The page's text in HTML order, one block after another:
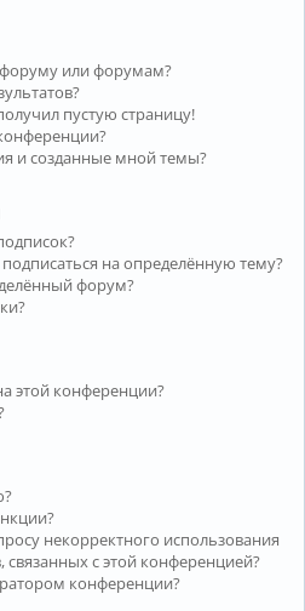
или форумам?
пустую страницу!
и созданные мной темы?
на определённую тему?
форум?
этой конференции?
некорректного использования
с этой конференцией?
конференции?